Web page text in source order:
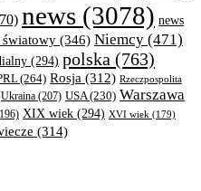
news (3078) news
światowy (346) Niemcy (471)
(294) polska (763)
(264) Rosja (312) Rzeczpospolita
Ukraina (207) USA(230) Warszawa
XIX wiek (294) XVI wiek (179)
(314)